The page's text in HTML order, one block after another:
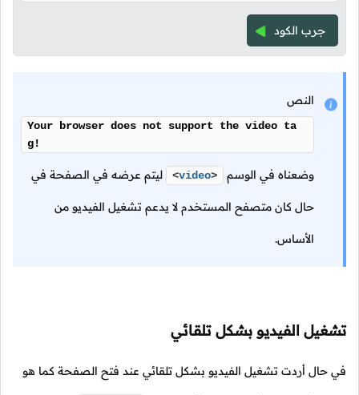
جرب الكود
النص
Your browser does not support the video ta
g!
وضعناه في الوسم <video> ليتم عرضه في الصفحة في
حال كان متصفح المستخدم لا يدعم تشغيل الفيديو من
الأساس.
تشغيل الفيديو بشكل تلقائي
في حال أردت تشغيل الفيديو بشكل تلقائي عند فتح الصفحة كما هو